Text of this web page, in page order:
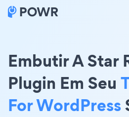
Embutir A Star
Plugin Em Seu
For WordPress